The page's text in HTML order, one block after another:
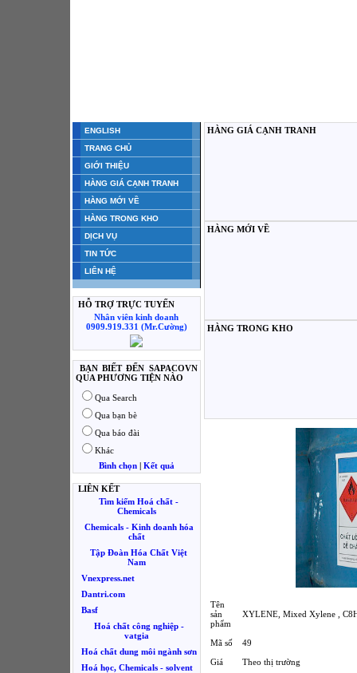
ENGLISH
TRANG CHỦ
GIỚI THIỆU
HÀNG GIÁ CẠNH TRANH
HÀNG MỚI VỀ
HÀNG TRONG KHO
DỊCH VỤ
TIN TỨC
LIÊN HỆ
HỖ TRỢ TRỰC TUYẾN
Nhân viên kinh doanh
0909.919.331 (Mr.Cường)
BẠN BIẾT ĐẾN SAPACOVN
QUA PHƯƠNG TIỆN NÀO
Qua Search
Qua bạn bè
Qua báo đài
Khác
Bình chọn| Kết quả
LIÊN KẾT
Tìm kiếm Hoá chất -
Chemicals
Chemicals - Kinh doanh hóa
chất
Tập Đoàn Hóa Chất Việt
Nam
Vnexpress.net
Dantri.com
Basf
Hoá chất công nghiệp -
vatgia
Hoá chất dung môi ngành sơn
Hoá học, Chemicals - solvent
HÀNG GIÁ CẠNH TRANH
HÀNG MỚI VỀ
HÀNG TRONG KHO
Tên
sản
phẩm
XYLENE, Mixed Xylene ,
Mã số
49
Giá
Theo thị trường